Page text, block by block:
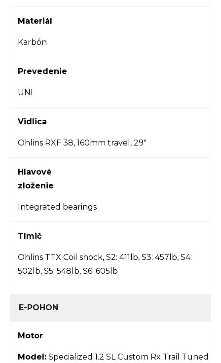
Materiál
Karbón
Prevedenie
UNI
Vidlica
Ohlins RXF 38, 160mm travel, 29"
Hlavové
zloženie
Integrated bearings
Tlmič
Ohlins TTX Coil shock, S2: 411lb, S3: 457lb, S4:
502lb, S5: 548lb, S6: 605lb
E-POHON
Motor
Model: Specialized 1.2 SL Custom Rx Trail Tuned